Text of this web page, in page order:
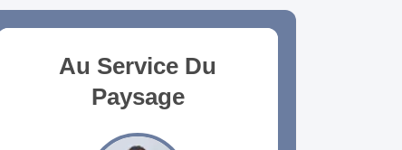
Au Service Du
Paysage